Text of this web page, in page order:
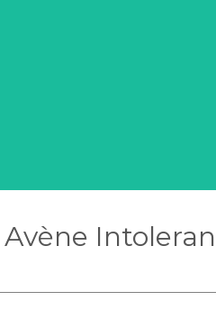
Avène